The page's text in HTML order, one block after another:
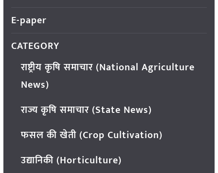
E-paper
CATEGORY
राष्ट्रीय कृषि समाचार (National Agriculture
News)
राज्य कृषि समाचार (State News)
फसल की खेती (Crop Cultivation)
उद्यानिकी (Horticulture)